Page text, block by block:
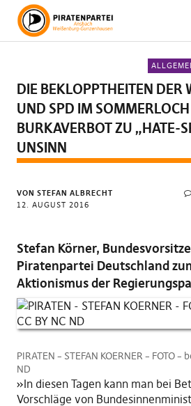
DIE BEKLOPPTHEITEN DER
UND SPD IM
BURKAVERBOT ZU „HATE-
UNSINN
VON STEFAN ALBRECHT
12. AUGUST 2016
Stefan Körner,
Piratenpartei Deutschland
Aktionismus der
PIRATEN – STEFAN KOERNER – FOTO –
ND
»In diesen Tagen kann man bei
Vorschläge von